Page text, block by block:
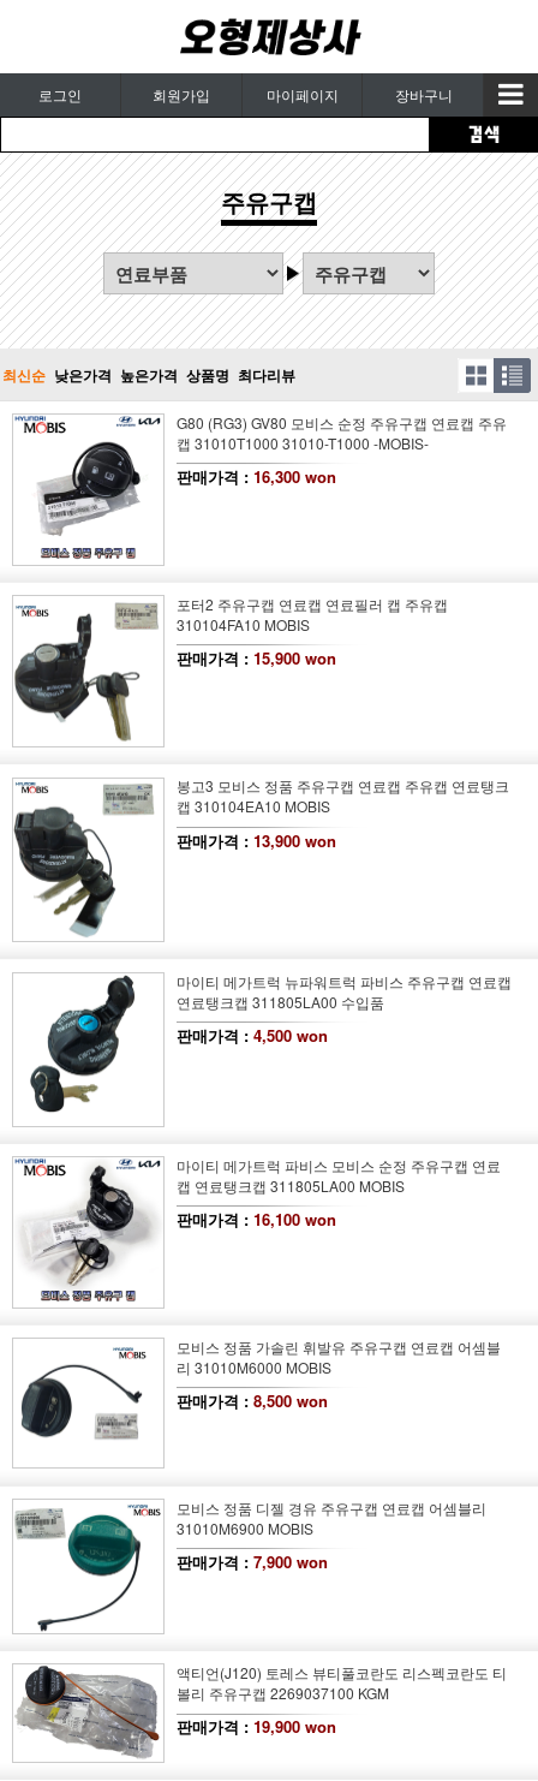
로그인 회원가입 마이페이지 장바구니
주유구캡
최신순 낮은가격 높은가격 상품명 최다리뷰
G80 (RG3) GV80 모비스 순정 주유구캡 연료캡 주유
캡 31010T1000 31010-T1000 -MOBIS-
판매가격 : 16,300 won
포터2 주유구캡 연료캡 연료필러 캡 주유캡
310104FA10 MOBIS
판매가격 : 15,900 won
봉고3 모비스 정품 주유구캡 연료캡 주유캡 연료탱크
캡 310104EA10 MOBIS
판매가격 : 13,900 won
마이티 메가트럭 뉴파워트럭 파비스 주유구캡 연료캡
연료탱크캡 311805LA00 수입품
판매가격 : 4,500 won
마이티 메가트럭 파비스 모비스 순정 주유구캡 연료
캡 연료탱크캡 311805LA00 MOBIS
판매가격 : 16,100 won
모비스 정품 가솔린 휘발유 주유구캡 연료캡 어셈블
리 31010M6000 MOBIS
판매가격 : 8,500 won
모비스 정품 디젤 경유 주유구캡 연료캡 어셈블리
31010M6900 MOBIS
판매가격 : 7,900 won
액티언(J120) 토레스 뷰티풀코란도 리스펙코란도 티
볼리 주유구캡 2269037100 KGM
판매가격 : 19,900 won